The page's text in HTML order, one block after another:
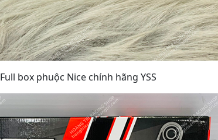
Full box phuộc Nice chính hãng YSS